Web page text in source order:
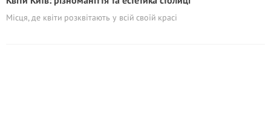
Місця, де квіти розквітають у всій своїй красі